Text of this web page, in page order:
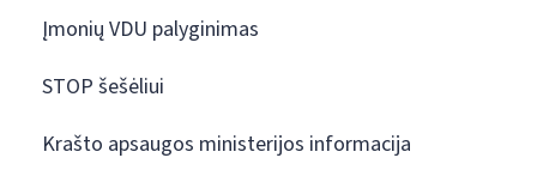
Įmonių VDU palyginimas
STOP šešėliui
Krašto apsaugos ministerijos informacija